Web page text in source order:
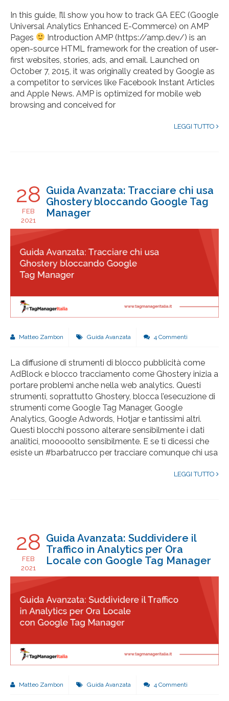
In this guide, I’ll show you how to track GA EEC (Google
Universal Analytics Enhanced E-Commerce) on AMP
Pages
Introduction AMP (https://amp.dev/) is an
open-source HTML framework for the creation of user-
first websites, stories, ads, and email. Launched on
October 7, 2015, it was originally created by Google as
a competitor to services like Facebook Instant Articles
and Apple News. AMP is optimized for mobile web
browsing and conceived for
LEGGI TUTTO
28
FEB
2021
Guida Avanzata: Tracciare chi usa
Ghostery bloccando Google Tag
Manager
Matteo Zambon Guida Avanzata 4 Commenti
La diffusione di strumenti di blocco pubblicità come
AdBlock e blocco tracciamento come Ghostery inizia a
portare problemi anche nella web analytics. Questi
strumenti, soprattutto Ghostery, blocca l’esecuzione di
strumenti come Google Tag Manager, Google
Analytics, Google Adwords, Hotjar e tantissimi altri.
Questi blocchi possono alterare sensibilmente i dati
analitici, mooooolto sensibilmente. E se ti dicessi che
esiste un #barbatrucco per tracciare comunque chi usa
LEGGI TUTTO
28
FEB
2021
Guida Avanzata: Suddividere il
Traffico in Analytics per Ora
Locale con Google Tag Manager
Matteo Zambon Guida Avanzata 4 Commenti